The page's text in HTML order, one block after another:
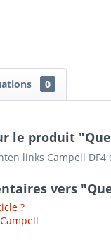
0
le produit
links Campell DF4
vers
?